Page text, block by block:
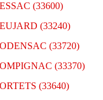
(33600)
(33240)
(33720)
(33370)
(33640)